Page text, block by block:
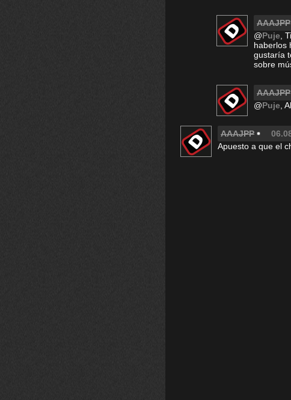
AAAJPP
@Puje ,
haberlos
gustaría
sobre
AAAJPP
@Puje ,
AAAJPP
Apuesto a que el